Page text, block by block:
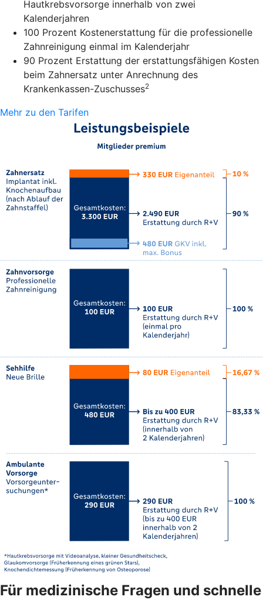
Hautkrebsvorsorge innerhalb von zwei
Kalenderjahren
100 Prozent Kostenerstattung für die professionelle
Zahnreinigung einmal im Kalenderjahr
90 Prozent Erstattung der erstattungsfähigen Kosten
beim Zahnersatz unter Anrechnung des
Krankenkassen-Zuschusses2
Mehr zu den Tarifen
Für medizinische Fragen und schnelle